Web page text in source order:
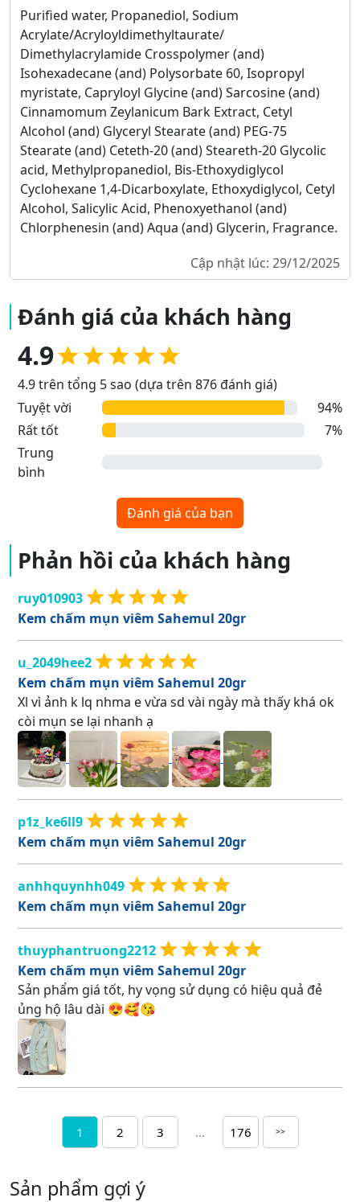
Purified water, Propanediol, Sodium
Acrylate/Acryloyldimethyltaurate/
Dimethylacrylamide Crosspolymer (and)
Isohexadecane (and) Polysorbate 60, Isopropyl
myristate, Capryloyl Glycine (and) Sarcosine (and)
Cinnamomum Zeylanicum Bark Extract, Cetyl
Alcohol (and) Glyceryl Stearate (and) PEG-75
Stearate (and) Ceteth-20 (and) Steareth-20 Glycolic
acid, Methylpropanediol, Bis-Ethoxydiglycol
Cyclohexane 1,4-Dicarboxylate, Ethoxydiglycol, Cetyl
Alcohol, Salicylic Acid, Phenoxyethanol (and)
Chlorphenesin (and) Aqua (and) Glycerin, Fragrance.
Cập nhật lúc: 29/12/2025
Đánh giá của khách hàng
4.9
4.9 trên tổng 5 sao (dựa trên 876 đánh giá)
Tuyệt vời
94%
Rất tốt
7%
Trung
bình
Đánh giá của bạn
Phản hồi của khách hàng
ruy010903
Kem chấm mụn viêm Sahemul 20gr
u_2049hee2
Kem chấm mụn viêm Sahemul 20gr
Xl vì ảnh k lq nhma e vừa sd vài ngày mà thấy khá ok
còi mụn se lại nhanh ạ
p1z_ke6ll9
Kem chấm mụn viêm Sahemul 20gr
anhhquynhh049
Kem chấm mụn viêm Sahemul 20gr
thuyphantruong2212
Kem chấm mụn viêm Sahemul 20gr
Sản phẩm giá tốt, hy vọng sử dụng có hiệu quả đẻ
ủng hộ lâu dài 😍🥰😘
1 2 3 ... 176 >>
Sản phẩm gợi ý